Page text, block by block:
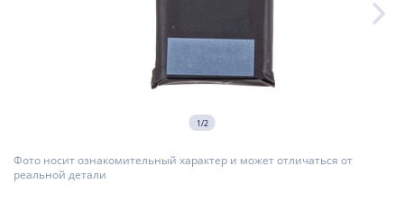
1/2
Фото носит ознакомительный характер и может отличаться от
реальной детали